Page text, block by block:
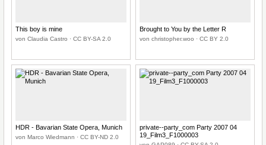
This boy is mine
von Claudia Castro · CC BY-SA 2.0
Brought to You by the Letter R
von christopher.woo · CC BY 2.0
HDR - Bavarian State Opera, Munich
von Marco Wiedmann · CC BY-ND 2.0
private--party_com Party 2007 04
19_Film3_F1000003